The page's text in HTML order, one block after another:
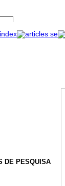
DE PESQUISA